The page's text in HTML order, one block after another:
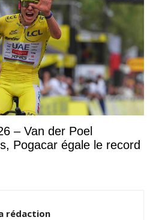
– Van der Poel
Pogacar égale le record
rédaction